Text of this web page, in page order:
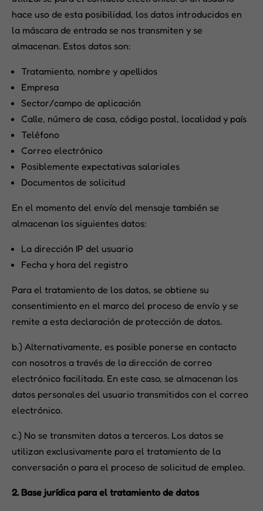
hace uso de esta posibilidad, los datos introducidos en
la máscara de entrada se nos transmiten y se
almacenan. Estos datos son:
Tratamiento, nombre y apellidos
Empresa
Sector/campo de aplicación
Calle, número de casa, código postal, localidad y país
Teléfono
Correo electrónico
Posiblemente expectativas salariales
Documentos de solicitud
En el momento del envío del mensaje también se
almacenan los siguientes datos:
La dirección IP del usuario
Fecha y hora del registro
Para el tratamiento de los datos, se obtiene su
consentimiento en el marco del proceso de envío y se
remite a esta declaración de protección de datos.
b.) Alternativamente, es posible ponerse en contacto
con nosotros a través de la dirección de correo
electrónico facilitada. En este caso, se almacenan los
datos personales del usuario transmitidos con el correo
electrónico.
c.) No se transmiten datos a terceros. Los datos se
utilizan exclusivamente para el tratamiento de la
conversación o para el proceso de solicitud de empleo.
2. Base jurídica para el tratamiento de datos